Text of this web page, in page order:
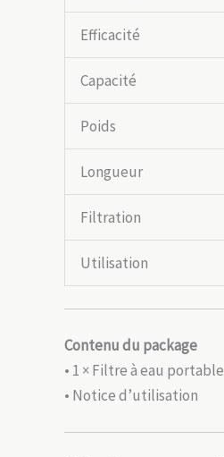
Efficacité
Capacité
Poids
Longueur
Filtration
Utilisation
Contenu du package
• 1 × Filtre à eau portable
• Notice d’utilisation